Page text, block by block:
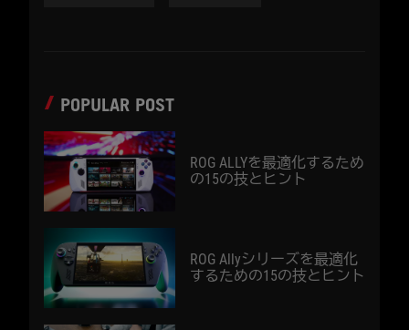
POPULAR POST
ROG ALLYを最適化するため
の15の技とヒント
ROG Allyシリーズを最適化
するための15の技とヒント